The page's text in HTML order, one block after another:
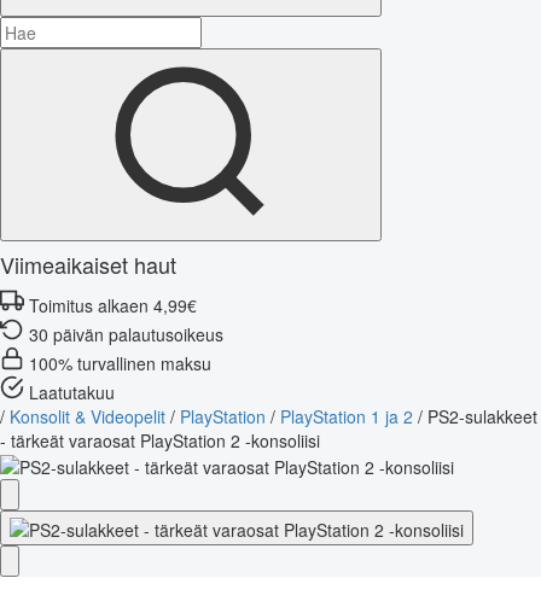
Viimeaikaiset haut
Toimitus alkaen 4,99€
30 päivän palautusoikeus
100% turvallinen maksu
Laatutakuu
/ Konsolit & Videopelit / PlayStation / PlayStation 1 ja 2 / PS2-sulakkeet
- tärkeät varaosat PlayStation 2 -konsoliisi